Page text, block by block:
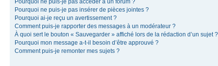
Pourquoi ne puis-je pas accéder à un forum ?
Pourquoi ne puis-je pas insérer de pièces jointes ?
Pourquoi ai-je reçu un avertissement ?
Comment puis-je rapporter des messages à un modérateur ?
À quoi sert le bouton « Sauvegarder » affiché lors de la rédaction d’un sujet ?
Pourquoi mon message a-t-il besoin d’être approuvé ?
Comment puis-je remonter mes sujets ?